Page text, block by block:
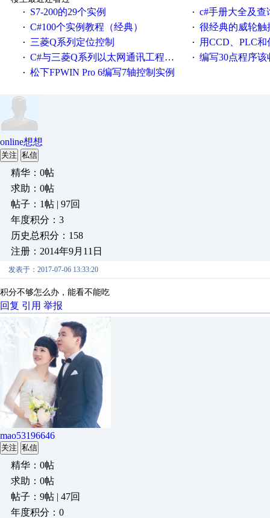
·
S7-200的29个实例 · c#手册大全及查
· C#100个实例教程（经典） · 很经典的威轮触
· 三菱Q系列定位控制 · 用CCD、PLC
· C#与三菱Q系列以太网通讯工程代码 · 编写30点程序
· 松下FPWIN Pro 6编写7轴控制实例
online想想
关注 私信
精华：0帖
求助：0帖
帖子：1帖 | 97回
年度积分：3
历史总积分：158
注册：2014年9月11日
发表于：2017-07-06 13:33:20
积分不够怎么办，能看不能吃
回复 引用 举报
mao53196646
关注 私信
精华：0帖
求助：0帖
帖子：9帖 | 47回
年度积分：0